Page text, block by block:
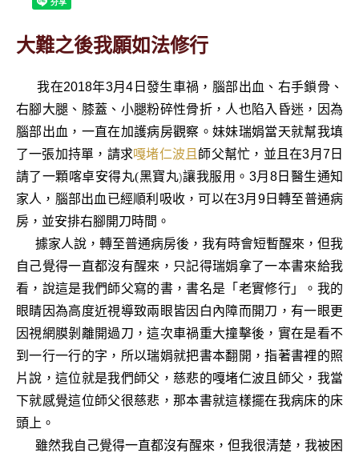
大難之後我願如法修行
我在2018年3月4日發生車禍，腦部出血、右手鎖骨、
右腳大腿、膝蓋、小腿粉碎性骨折，人也陷入昏迷，因為
腦部出血，一直在加護病房觀察。妹妹瑞娟當天就幫我填
了一張加持單，請求嘎堵仁波且 師父幫忙，並且在3月7日
請了一顆 喀卓安得丸(黑寶丸)讓我服用。3月8日醫生通知
家人，腦部出血已經順利吸收，可以在3月9日轉至普通病
房，並安排右腳開刀時間。
據家人說，轉至普通病房後，我有時會短暫醒來，但我
自己覺得一直都沒有醒來，只記得瑞娟拿了一本書來給我
看，說這是我們師父寫的書，書名是「老實修行」。我的
眼睛因為高度近視導致兩眼皆因白內障而開刀，有一眼更
因視網膜剝離開過刀，這次車禍重大撞擊後，實在是看不
到一行一行的字，所以瑞娟就把書本翻開，指著書裡的照
片說，這位就是我們師父，慈悲的嘎堵仁波且師父，我當
下就感覺這位師父很慈悲，那本書就這樣擺在我病床的床
頭上。
雖然我自己覺得一直都沒有醒來，但我很清楚，我被困